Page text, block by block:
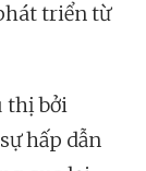
triển từ
thị bởi
hấp dẫn